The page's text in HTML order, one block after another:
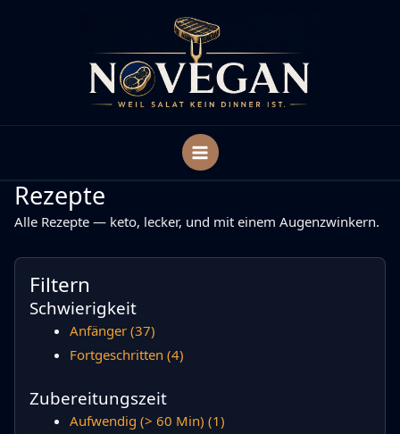
Rezepte
Alle Rezepte — keto, lecker, und mit einem Augenzwinkern.
Filtern
Schwierigkeit
Anfänger (37)
Fortgeschritten (4)
Zubereitungszeit
Aufwendig (> 60 Min) (1)